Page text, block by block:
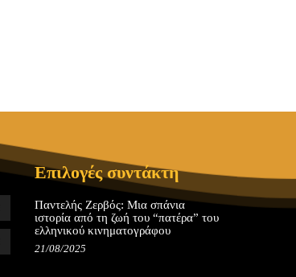
Επιλογές συντάκτη
Παντελής Ζερβός: Μια σπάνια
ιστορία από τη ζωή του “πατέρα” του
ελληνικού κινηματογράφου
21/08/2025